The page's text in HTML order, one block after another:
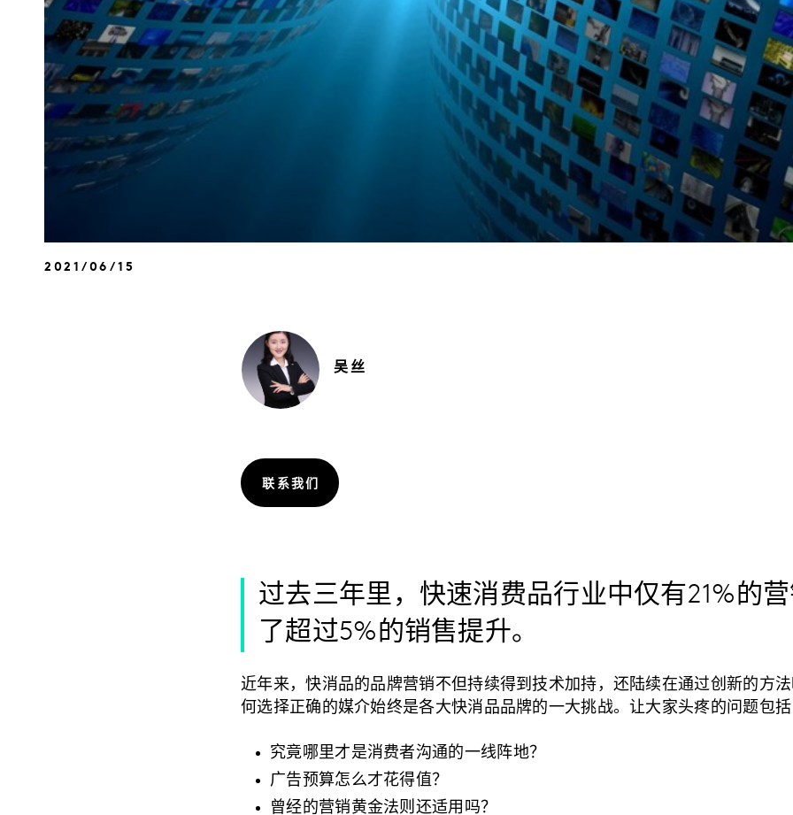
2021/06/15
吴 丝
联系我们
过去三年里，快速消费品行业中仅有21%的
了超过5%的销售提升。
近年来，快消品的品牌营销不但持续得到技术加持，还陆续在通过创新的方
何选择正确的媒介始终是各大快消品品牌的一大挑战。让大家头疼的问题包
究竟哪里才是消费者沟通的一线阵地？
广告预算怎么才花得值？
曾经的营销黄金法则还适用吗？